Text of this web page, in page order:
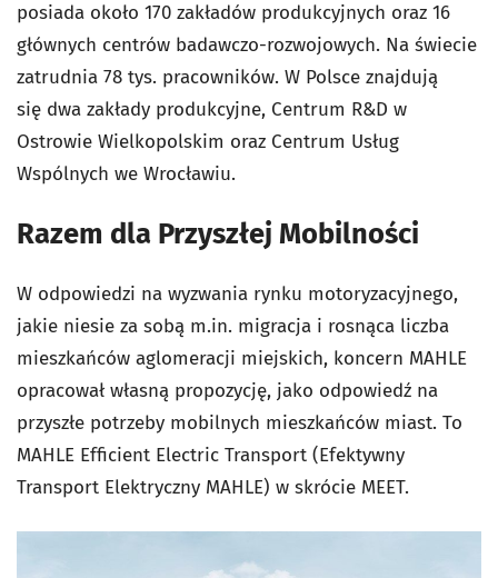
posiada około 170 zakładów produkcyjnych oraz 16
głównych centrów badawczo-rozwojowych. Na świecie
zatrudnia 78 tys. pracowników. W Polsce znajdują
się dwa zakłady produkcyjne, Centrum R&D w
Ostrowie Wielkopolskim oraz Centrum Usług
Wspólnych we Wrocławiu.
Razem dla Przyszłej Mobilności
W odpowiedzi na wyzwania rynku motoryzacyjnego,
jakie niesie za sobą m.in. migracja i rosnąca liczba
mieszkańców aglomeracji miejskich, koncern MAHLE
opracował własną propozycję, jako odpowiedź na
przyszłe potrzeby mobilnych mieszkańców miast. To
MAHLE Efficient Electric Transport (Efektywny
Transport Elektryczny MAHLE) w skrócie MEET.